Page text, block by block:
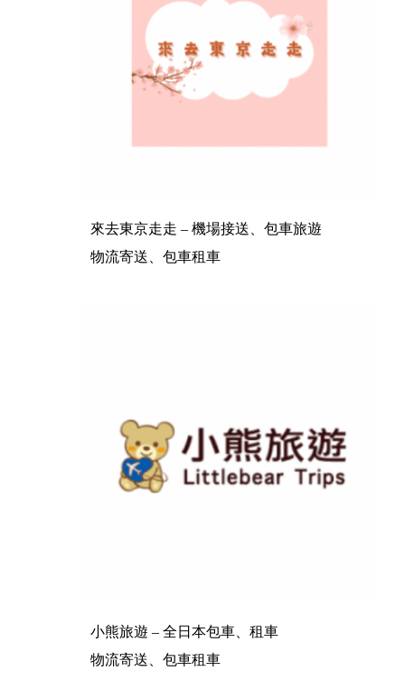
來去東京走走 – 機場接送、包車旅遊
物流寄送、包車租車
小熊旅遊 – 全日本包車、租車
物流寄送、包車租車